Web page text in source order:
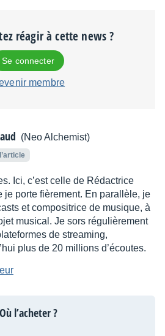
réagir à cette news ?
Se connecter
membre
(Neo Alchemist)
Ici, c’est celle de Rédactrice
je porte fièrement. En parallèle, je
et compositrice de musique, à
musical. Je sors régulièrement
de streaming,
plus de 20 millions d’écoutes.
Où l’acheter ?